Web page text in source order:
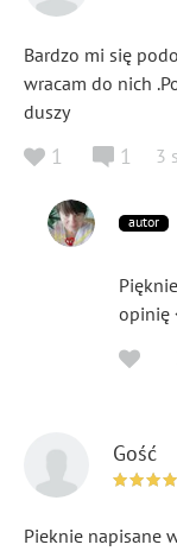
Bardzo mi się
wracam do nich
duszy
1 1 3
autor
opinię
Gość
Pieknie napisane